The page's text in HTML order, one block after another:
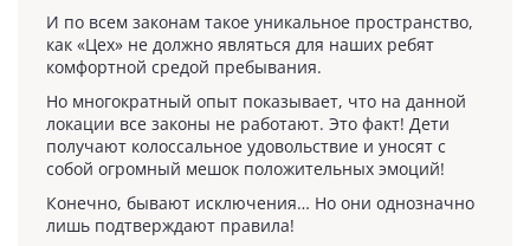
И по всем законам такое уникальное пространство,
как «Цех» не должно являться для наших ребят
комфортной средой пребывания.
Но многократный опыт показывает, что на данной
локации все законы не работают. Это факт! Дети
получают колоссальное удовольствие и уносят с
собой огромный мешок положительных эмоций!
Конечно, бывают исключения… Но они однозначно
лишь подтверждают правила!